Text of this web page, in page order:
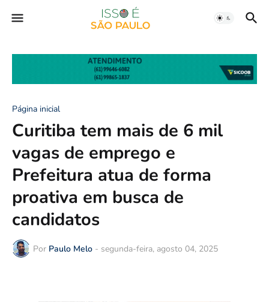
Página inicial
Curitiba tem mais de 6 mil
vagas de emprego e
Prefeitura atua de forma
proativa em busca de
candidatos
Por Paulo Melo - segunda-feira, agosto 04, 2025